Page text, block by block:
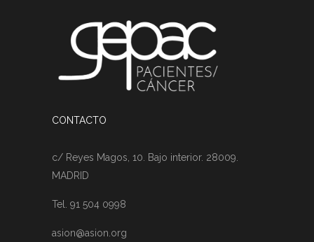
CONTACTO
c/ Reyes Magos, 10. Bajo interior. 28009.
MADRID
Tel. 91 504 0998
asion@asion.org